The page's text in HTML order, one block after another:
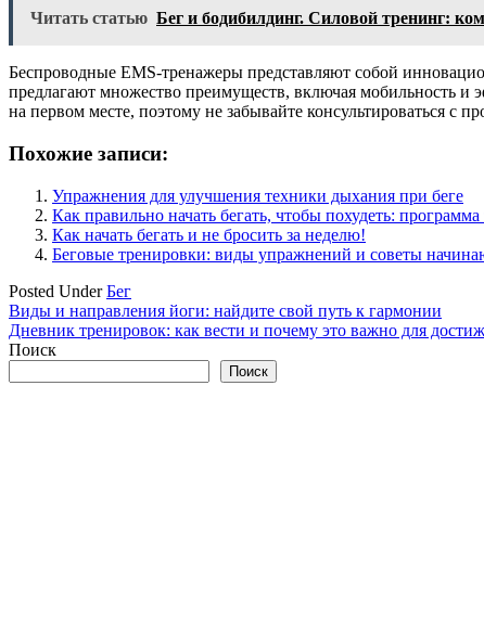
Читать статью Бег и бодибилдинг. Силовой тренинг:
Беспроводные EMS-тренажеры представляют собой
предлагают множество преимуществ, включая мобильность и
на первом месте, поэтому не забывайте консультироваться с
Похожие записи:
Упражнения для улучшения техники дыхания при беге
Как правильно начать бегать, чтобы похудеть:
Как начать бегать и не бросить за неделю!
Беговые тренировки: виды упражнений и советы
Posted UnderБег
Навигация
по
Виды и направления йоги: найдите свой путь к гармонии
Дневник тренировок: как вести и почему это важно для
Поиск
Поиск